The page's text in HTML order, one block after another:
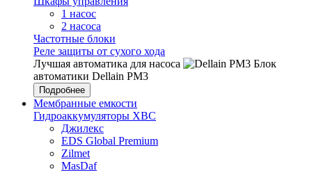
1 насос
2 насоса
Частотные блоки
Реле защиты от сухого хода
Лучшая автоматика для насоса
Блок
автоматики Dellain PM3
Подробнее
Мембранные емкости
Гидроаккумуляторы ХВС
Джилекс
EDS Global Premium
Zilmet
MasDaf